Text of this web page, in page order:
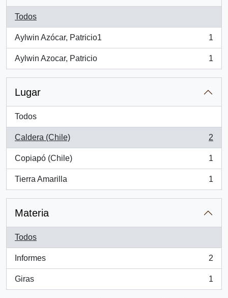
Todos
Aylwin Azócar, Patricio1
, 1 resultados
1
Aylwin Azocar, Patricio
, 1 resultados
1
Lugar
Todos
Caldera (Chile)
, 2 resultados
2
Copiapó (Chile)
, 1 resultados
1
Tierra Amarilla
, 1 resultados
1
Materia
Todos
Informes
, 2 resultados
2
Giras
, 1 resultados
1